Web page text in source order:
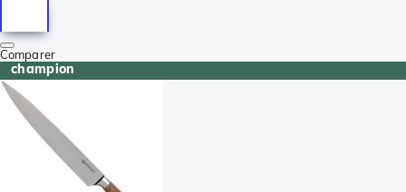
Comparer
champion